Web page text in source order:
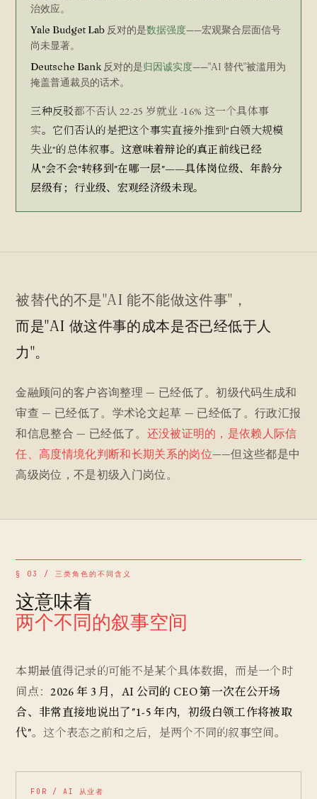
治效应。
Yale Budget Lab 反对的是数据强度——宏观聚合层面信号
尚未显著。
Deutsche Bank 反对的是归因诚实度——"AI 替代"被滥用为
掩盖普通裁员的话术。
三种反驳都不否认 22-25 岁就业 -16% 这一个具体事
实。它们否认的是把这个事实直接外推到"白领大规模
失业"的总体叙事。这意味着辩论的真正前线已经
从"会不会"转移到"在哪一层"——具体岗位级、年龄分
层级有；行业级、宏观经济级未现。
被替代的不是"AI 能不能做这件事"，
而是"AI 做这件事的成本是否已经低于人
力"。
金融顾问的客户咨询整理 — 已经低了。初级代码生成和
审查 — 已经低了。学术论文起草 — 已经低了。行政汇报
和信息整合 — 已经低了。 还没被证明的，是依赖人际信
任、高度情境化判断和长期关系的岗位——但这些都是中
高级岗位，不是初级入门岗位。
§ 03 / 三类角色的不同含义
这意味着
两个不同的叙事空间
本期最值得记录的可能不是某个具体数据，而是一个时
间点：2026 年 3 月，AI 公司的 CEO 第一次在公开场
合、非常直接地说出了"1-5 年内，初级白领工作将被取
代"。这个表态之前和之后，是两个不同的叙事空间。
FOR / AI 从业者